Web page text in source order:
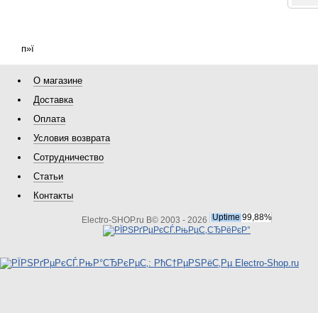
п»ї
О магазине
Доставка
Оплата
Условия возврата
Сотрудничество
Статьи
Контакты
Electro-SHOP.ru В© 2003 - 2026